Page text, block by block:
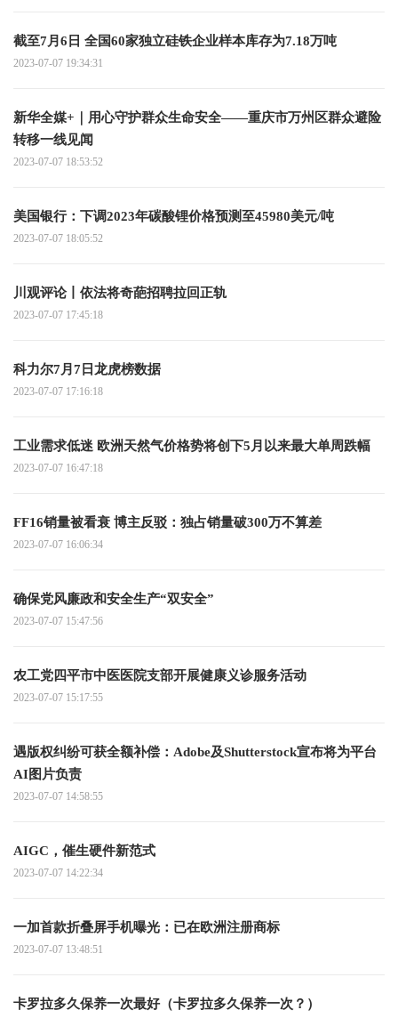
截至7月6日 全国60家独立硅铁企业样本库存为7.18万吨
2023-07-07 19:34:31
新华全媒+｜用心守护群众生命安全——重庆市万州区群众避险
转移一线见闻
2023-07-07 18:53:52
美国银行：下调2023年碳酸锂价格预测至45980美元/吨
2023-07-07 18:05:52
川观评论丨依法将奇葩招聘拉回正轨
2023-07-07 17:45:18
科力尔7月7日龙虎榜数据
2023-07-07 17:16:18
工业需求低迷 欧洲天然气价格势将创下5月以来最大单周跌幅
2023-07-07 16:47:18
FF16销量被看衰 博主反驳：独占销量破300万不算差
2023-07-07 16:06:34
确保党风廉政和安全生产“双安全”
2023-07-07 15:47:56
农工党四平市中医医院支部开展健康义诊服务活动
2023-07-07 15:17:55
遇版权纠纷可获全额补偿：Adobe及Shutterstock宣布将为平台
AI图片负责
2023-07-07 14:58:55
AIGC，催生硬件新范式
2023-07-07 14:22:34
一加首款折叠屏手机曝光：已在欧洲注册商标
2023-07-07 13:48:51
卡罗拉多久保养一次最好（卡罗拉多久保养一次？）